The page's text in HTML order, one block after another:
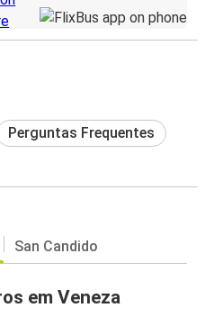
Perguntas Frequentes
San Candido
em Veneza